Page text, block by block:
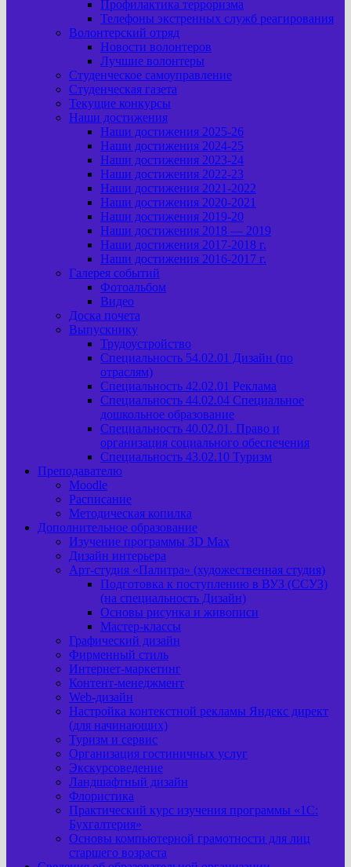
Профилактика терроризма
Телефоны экстренных служб реагирования
Волонтерский отряд
Новости волонтеров
Лучшие волонтеры
Студенческое самоуправление
Студенческая газета
Текущие конкурсы
Наши достижения
Наши достижения 2025-26
Наши достижения 2024-25
Наши достижения 2023-24
Наши достижения 2022-23
Наши достижения 2021-2022
Наши достижения 2020-2021
Наши достижения 2019-20
Наши достижения 2018 — 2019
Наши достижения 2017-2018 г.
Наши достижения 2016-2017 г.
Галерея событий
Фотоальбом
Видео
Доска почета
Выпускнику
Трудоустройство
Специальность 54.02.01 Дизайн (по
отраслям)
Специальность 42.02.01 Реклама
Специальность 44.02.04 Специальное
дошкольное образование
Специальность 40.02.01. Право и
организация социального обеспечения
Специальность 43.02.10 Туризм
Преподавателю
Moodle
Расписание
Методическая копилка
Дополнительное образование
Изучение программы 3D Max
Дизайн интерьера
Арт-cтудия «Палитра» (художественная студия)
Подготовка к поступлению в ВУЗ (ССУЗ)
(на специальность Дизайн)
Основы рисунка и живописи
Мастер-классы
Графический дизайн
Фирменный стиль
Интернет-маркетинг
Контент-менеджмент
Web-дизайн
Настройка контекстной рекламы Яндекс директ
(для начинающих)
Туризм и сервис
Организация гостиничных услуг
Экскурсоведение
Ландшафтный дизайн
Флористика
Практический курс изучения программы «1С:
Бухгалтерия»
Основы компьютерной грамотности для лиц
старшего возраста